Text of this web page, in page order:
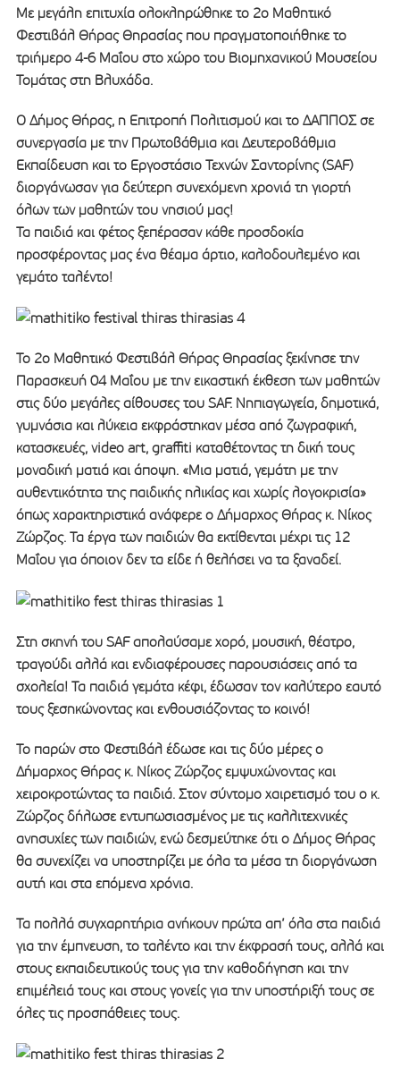
Με μεγάλη επιτυχία ολοκληρώθηκε το 2ο Μαθητικό
Φεστιβάλ Θήρας Θηρασίας που πραγματοποιήθηκε το
τριήμερο 4-6 Μαΐου στο χώρο του Βιομηχανικού Μουσείου
Τομάτας στη Βλυχάδα.
Ο Δήμος Θήρας, η Επιτροπή Πολιτισμού και το ΔΑΠΠΟΣ σε
συνεργασία με την Πρωτοβάθμια και Δευτεροβάθμια
Εκπαίδευση και το Εργοστάσιο Τεχνών Σαντορίνης (SAF)
διοργάνωσαν για δεύτερη συνεχόμενη χρονιά τη γιορτή
όλων των μαθητών του νησιού μας!
Τα παιδιά και φέτος ξεπέρασαν κάθε προσδοκία
προσφέροντας μας ένα θέαμα άρτιο, καλοδουλεμένο και
γεμάτο ταλέντο!
Το 2ο Μαθητικό Φεστιβάλ Θήρας Θηρασίας ξεκίνησε την
Παρασκευή 04 Μαΐου με την εικαστική έκθεση των μαθητών
στις δύο μεγάλες αίθουσες του SAF. Νηπιαγωγεία, δημοτικά,
γυμνάσια και λύκεια εκφράστηκαν μέσα από ζωγραφική,
κατασκευές, video art, graffiti καταθέτοντας τη δική τους
μοναδική ματιά και άποψη. «Μια ματιά, γεμάτη με την
αυθεντικότητα της παιδικής ηλικίας και χωρίς λογοκρισία»
όπως χαρακτηριστικά ανάφερε ο Δήμαρχος Θήρας κ. Νίκος
Ζώρζος. Τα έργα των παιδιών θα εκτίθενται μέχρι τις 12
Μαΐου για όποιον δεν τα είδε ή θελήσει να τα ξαναδεί.
Στη σκηνή του SAF απολαύσαμε χορό, μουσική, θέατρο,
τραγούδι αλλά και ενδιαφέρουσες παρουσιάσεις από τα
σχολεία! Τα παιδιά γεμάτα κέφι, έδωσαν τον καλύτερο εαυτό
τους ξεσηκώνοντας και ενθουσιάζοντας το κοινό!
Το παρών στο Φεστιβάλ έδωσε και τις δύο μέρες ο
Δήμαρχος Θήρας κ. Νίκος Ζώρζος εμψυχώνοντας και
χειροκροτώντας τα παιδιά. Στον σύντομο χαιρετισμό του ο κ.
Ζώρζος δήλωσε εντυπωσιασμένος με τις καλλιτεχνικές
ανησυχίες των παιδιών, ενώ δεσμεύτηκε ότι ο Δήμος Θήρας
θα συνεχίζει να υποστηρίζει με όλα τα μέσα τη διοργάνωση
αυτή και στα επόμενα χρόνια.
Τα πολλά συγχαρητήρια ανήκουν πρώτα απ’ όλα στα παιδιά
για την έμπνευση, το ταλέντο και την έκφρασή τους, αλλά και
στους εκπαιδευτικούς τους για την καθοδήγηση και την
επιμέλειά τους και στους γονείς για την υποστήριξή τους σε
όλες τις προσπάθειες τους.